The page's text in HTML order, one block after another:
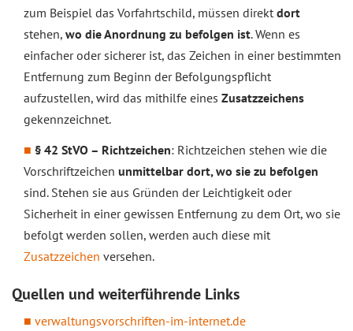
zum Beispiel das Vorfahrtschild, müssen direkt dort
stehen, wo die Anordnung zu befolgen ist. Wenn es
einfacher oder sicherer ist, das Zeichen in einer bestimmten
Entfernung zum Beginn der Befolgungspflicht
aufzustellen, wird das mithilfe eines Zusatzzeichens
gekennzeichnet.
§ 42 StVO – Richtzeichen: Richtzeichen stehen wie die
Vorschriftzeichen unmittelbar dort, wo sie zu befolgen
sind. Stehen sie aus Gründen der Leichtigkeit oder
Sicherheit in einer gewissen Entfernung zu dem Ort, wo sie
befolgt werden sollen, werden auch diese mit
Zusatzzeichen versehen.
Quellen und weiterführende Links
verwaltungsvorschriften-im-internet.de